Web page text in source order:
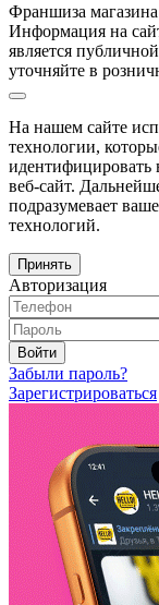
Франшиза
Информация на
является
уточняйте в
На нашем сайте
технологии,
идентифицировать
веб-сайт.
подразумевает
технологий.
Принять
Авторизация
Войти
Забыли пароль?
Зарегистрироваться